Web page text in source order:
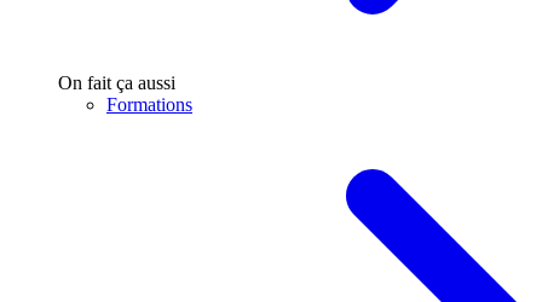
On fait ça aussi
Formations